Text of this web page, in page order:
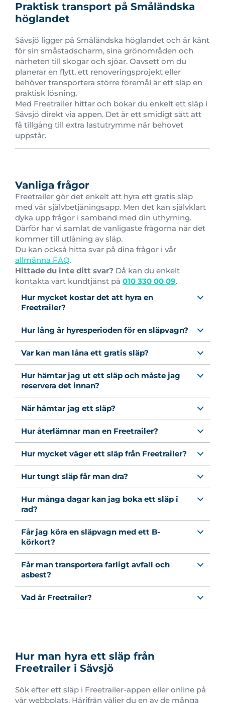
Praktisk transport på Småländska
höglandet
Sävsjö ligger på Småländska höglandet och är känt
för sin småstadscharm, sina grönområden och
närheten till skogar och sjöar. Oavsett om du
planerar en flytt, ett renoveringsprojekt eller
behöver transportera större föremål är ett släp en
praktisk lösning.
Med Freetrailer hittar och bokar du enkelt ett släp i
Sävsjö direkt via appen. Det är ett smidigt sätt att
få tillgång till extra lastutrymme när behovet
uppstår.
Vanliga frågor
Freetrailer gör det enkelt att hyra ett gratis släp
med vår självbetjäningsapp. Men det kan självklart
dyka upp frågor i samband med din uthyrning.
Därför har vi samlat de vanligaste frågorna när det
kommer till utlåning av släp.
Du kan också hitta svar på dina frågor i vår
allmänna FAQ.
Hittade du inte ditt svar? Då kan du enkelt
kontakta vårt kundtjänst på 010 330 00 09.
Hur mycket kostar det att hyra en
Freetrailer?
Hur lång är hyresperioden för en släpvagn?
Var kan man låna ett gratis släp?
Hur hämtar jag ut ett släp och måste jag
reservera det innan?
När hämtar jag ett släp?
Hur återlämnar man en Freetrailer?
Hur mycket väger ett släp från Freetrailer?
Hur tungt släp får man dra?
Hur många dagar kan jag boka ett släp i
rad?
Får jag köra en släpvagn med ett B-
körkort?
Får man transportera farligt avfall och
asbest?
Vad är Freetrailer?
Hur man hyra ett släp från
Freetrailer i Sävsjö
Sök efter ett släp i Freetrailer-appen eller online på
vår webbplats. Härifrån väljer du en av de många